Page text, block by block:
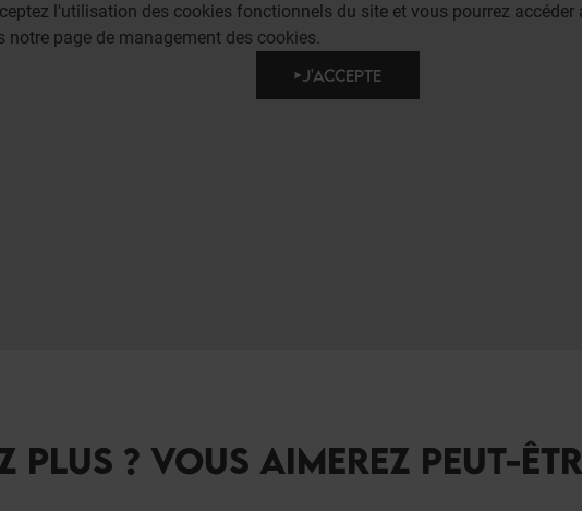
l'utilisation des cookies fonctionnels du site et vous pourrez
page de management des cookies.
J'ACCEPTE
PLUS ? VOUS AIMEREZ PEUT-